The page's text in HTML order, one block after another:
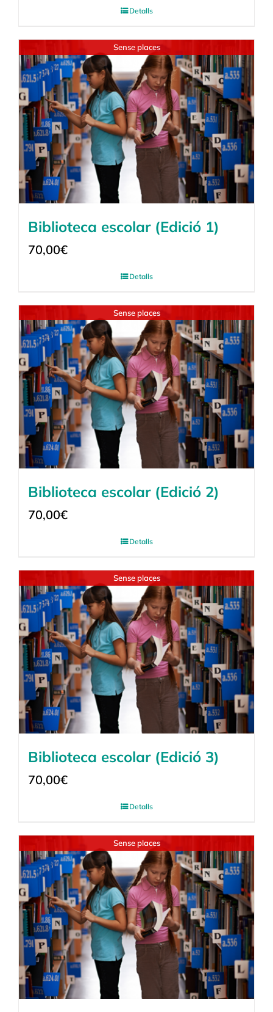
Detalls
Sense places
Biblioteca escolar (Edició 1)
70,00€
Detalls
Sense places
Biblioteca escolar (Edició 2)
70,00€
Detalls
Sense places
Biblioteca escolar (Edició 3)
70,00€
Detalls
Sense places